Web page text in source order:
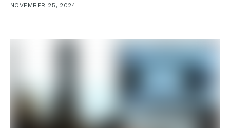
NOVEMBER 25, 2024